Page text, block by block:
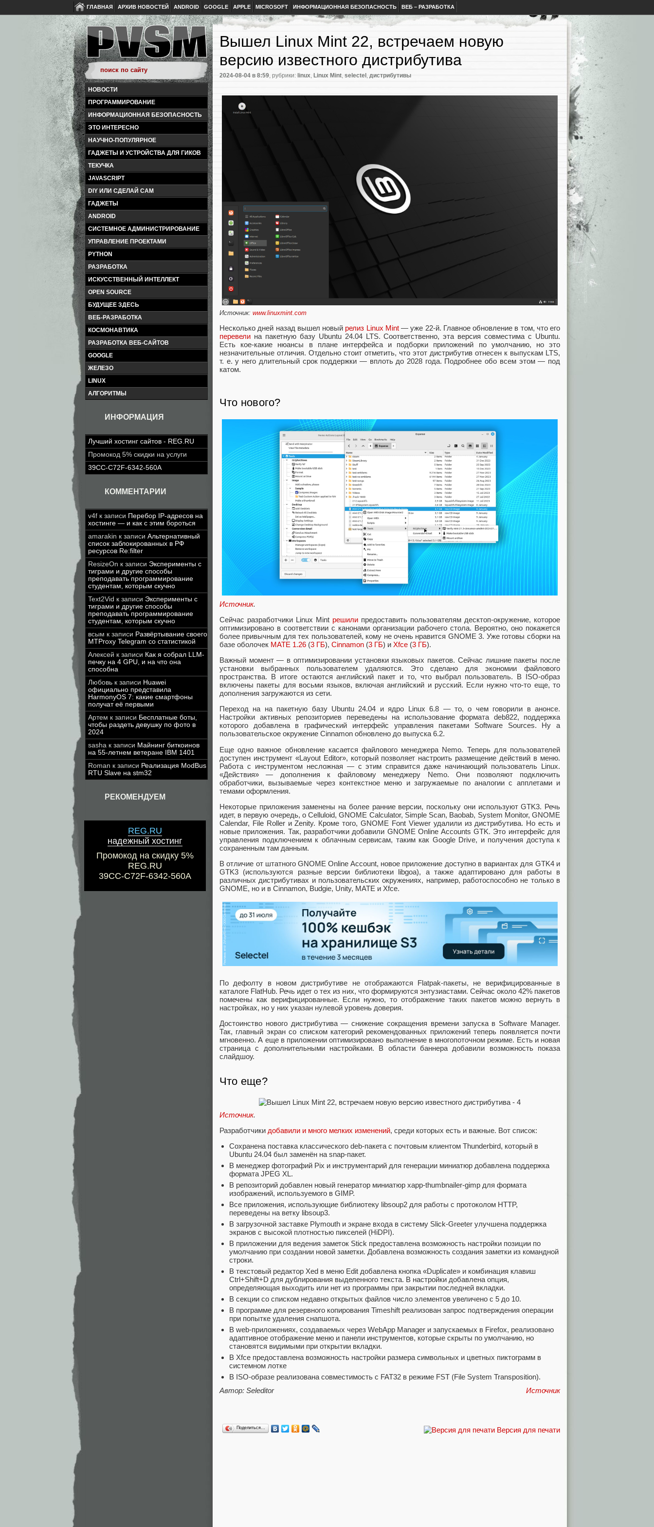
ГЛАВНАЯ АРХИВ НОВОСТЕЙ ANDROID GOOGLE APPLE MICROSOFT ИНФОРМАЦИОННАЯ БЕЗОПАСНОСТЬ ВЕБ – РАЗРАБОТКА
НОВОСТИ
ПРОГРАММИРОВАНИЕ
ИНФОРМАЦИОННАЯ БЕЗОПАСНОСТЬ
ЭТО ИНТЕРЕСНО
НАУЧНО-ПОПУЛЯРНОЕ
ГАДЖЕТЫ И УСТРОЙСТВА ДЛЯ ГИКОВ
ТЕКУЧКА
JAVASCRIPT
DIY ИЛИ СДЕЛАЙ САМ
ГАДЖЕТЫ
ANDROID
СИСТЕМНОЕ АДМИНИСТРИРОВАНИЕ
УПРАВЛЕНИЕ ПРОЕКТАМИ
PYTHON
РАЗРАБОТКА
ИСКУССТВЕННЫЙ ИНТЕЛЛЕКТ
OPEN SOURCE
БУДУЩЕЕ ЗДЕСЬ
ВЕБ-РАЗРАБОТКА
КОСМОНАВТИКА
РАЗРАБОТКА ВЕБ-САЙТОВ
GOOGLE
ЖЕЛЕЗО
LINUX
АЛГОРИТМЫ
ИНФОРМАЦИЯ
Лучший хостинг сайтов - REG.RU
Промокод 5% скидки на услуги
39CC-C72F-6342-560A
КОММЕНТАРИИ
v4f к записи Перебор IP-адресов на
хостинге — и как с этим бороться
amarakin к записи Альтернативный
список заблокированных в РФ
ресурсов Re:filter
ResizeOn к записи Эксперименты с
тиграми и другие способы
преподавать программирование
студентам, которым скучно
Text2Vid к записи Эксперименты с
тиграми и другие способы
преподавать программирование
студентам, которым скучно
всым к записи Развёртывание своего
MTProxy Telegram со статистикой
Алексей к записи Как я собрал LLM-
печку на 4 GPU, и на что она
способна
Любовь к записи Huawei
официально представила
HarmonyOS 7: какие смартфоны
получат её первыми
Артем к записи Бесплатные боты,
чтобы раздеть девушку по фото в
2024
sasha к записи Майнинг биткоинов
на 55-летнем ветеране IBM 1401
Roman к записи Реализация ModBus
RTU Slave на stm32
РЕКОМЕНДУЕМ
REG.RU
надежный хостинг
Промокод на скидку 5%
REG.RU
39CC-C72F-6342-560A
Вышел Linux Mint 22, встречаем новую
версию известного дистрибутива
2024-08-04 в 8:59, рубрики: linux, Linux Mint, selectel , дистрибутивы
Источник: www.linuxmint.com
Несколько дней назад вышел новый релиз Linux Mint— уже 22-й. Главное обновление в том, что его
перевели на пакетную базу Ubuntu 24.04 LTS. Соответственно, эта версия совместима с Ubuntu.
Есть кое-какие нюансы в плане интерфейса и подборки приложений по умолчанию, но это
незначительные отличия. Отдельно стоит отметить, что этот дистрибутив отнесен к выпускам LTS,
т. е. у него длительный срок поддержки — вплоть до 2028 года. Подробнее обо всем этом — под
катом.
Что нового?
Источник.
Сейчас разработчики Linux Mint решили предоставить пользователям десктоп-окружение, которое
оптимизировано в соответствии с канонами организации рабочего стола. Вероятно, оно покажется
более привычным для тех пользователей, кому не очень нравится GNOME 3. Уже готовы сборки на
базе оболочек MATE 1.26 (3 ГБ), Cinnamon (3 ГБ) и Xfce (3 ГБ).
Важный момент — в оптимизировании установки языковых пакетов. Сейчас лишние пакеты после
установки выбранных пользователем удаляются. Это сделано для экономии файлового
пространства. В итоге остаются английский пакет и то, что выбрал пользователь. В ISO-образ
включены пакеты для восьми языков, включая английский и русский. Если нужно что-то еще, то
дополнения загружаются из сети.
Переход на на пакетную базу Ubuntu 24.04 и ядро Linux 6.8 — то, о чем говорили в анонсе.
Настройки активных репозиториев переведены на использование формата deb822, поддержка
которого добавлена в графический интерфейс управления пакетами Software Sources. Ну а
пользовательское окружение Cinnamon обновлено до выпуска 6.2.
Еще одно важное обновление касается файлового менеджера Nemo. Теперь для пользователей
доступен инструмент «Layout Editor», который позволяет настроить размещение действий в меню.
Работа с инструментом несложная — с этим справится даже начинающий пользователь Linux.
«Действия» — дополнения к файловому менеджеру Nemo. Они позволяют подключить
обработчики, вызываемые через контекстное меню и загружаемые по аналогии с апплетами и
темами оформления.
Некоторые приложения заменены на более ранние версии, поскольку они используют GTK3. Речь
идет, в первую очередь, о Celluloid, GNOME Calculator, Simple Scan, Baobab, System Monitor, GNOME
Calendar, File Roller и Zenity. Кроме того, GNOME Font Viewer удалили из дистрибутива. Но есть и
новые приложения. Так, разработчики добавили GNOME Online Accounts GTK. Это интерфейс для
управления подключением к облачным сервисам, таким как Google Drive, и получения доступа к
сохраненным там данным.
В отличие от штатного GNOME Online Account, новое приложение доступно в вариантах для GTK4 и
GTK3 (используются разные версии библиотеки libgoa), а также адаптировано для работы в
различных дистрибутивах и пользовательских окружениях, например, работоспособно не только в
GNOME, но и в Cinnamon, Budgie, Unity, MATE и Xfce.
По дефолту в новом дистрибутиве не отображаются Flatpak-пакеты, не верифицированные в
каталоге FlatHub. Речь идет о тех из них, что формируются энтузиастами. Сейчас около 42% пакетов
помечены как верифицированные. Если нужно, то отображение таких пакетов можно вернуть в
настройках, но у них указан нулевой уровень доверия.
Достоинство нового дистрибутива — снижение сокращения времени запуска в Software Manager.
Так, главный экран со списком категорий рекомендованных приложений теперь появляется почти
мгновенно. А еще в приложении оптимизировано выполнение в многопоточном режиме. Есть и новая
страница с дополнительными настройками. В области баннера добавили возможность показа
слайдшоу.
Что еще?
Источник.
Разработчики добавили и много мелких изменений, среди которых есть и важные. Вот список:
Сохранена поставка классического deb-пакета с почтовым клиентом Thunderbird, который в
Ubuntu 24.04 был заменён на snap-пакет.
В менеджер фотографий Pix и инструментарий для генерации миниатюр добавлена поддержка
формата JPEG XL.
В репозиторий добавлен новый генератор миниатюр xapp-thumbnailer-gimp для формата
изображений, используемого в GIMP.
Все приложения, использующие библиотеку libsoup2 для работы с протоколом HTTP,
переведены на ветку libsoup3.
В загрузочной заставке Plymouth и экране входа в систему Slick-Greeter улучшена поддержка
экранов с высокой плотностью пикселей (HiDPI).
В приложении для ведения заметок Stick предоставлена возможность настройки позиции по
умолчанию при создании новой заметки. Добавлена возможность создания заметки из командной
строки.
В текстовый редактор Xed в меню Edit добавлена кнопка «Duplicate» и комбинация клавиш
Ctrl+Shift+D для дублирования выделенного текста. В настройки добавлена опция,
определяющая выходить или нет из программы при закрытии последней вкладки.
В секции со списком недавно открытых файлов число элементов увеличено с 5 до 10.
В программе для резервного копирования Timeshift реализован запрос подтверждения операции
при попытке удаления снапшота.
В web-приложениях, создаваемых через WebApp Manager и запускаемых в Firefox, реализовано
адаптивное отображение меню и панели инструментов, которые скрыты по умолчанию, но
становятся видимыми при открытии вкладки.
В Xfce предоставлена возможность настройки размера символьных и цветных пиктограмм в
системном лотке
В ISO-образе реализована совместимость с FAT32 в режиме FST (File System Transposition).
Автор: Seleditor
Источник
Версия для печати
Поделиться…